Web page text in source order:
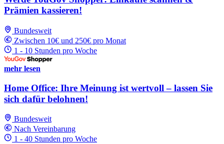
Prämien kassieren!
Bundesweit
Zwischen 10€ und 250€ pro Monat
1 - 10 Stunden pro Woche
mehr lesen
Home Office: Ihre Meinung ist wertvoll – lassen Sie
sich dafür belohnen!
Bundesweit
Nach Vereinbarung
1 - 40 Stunden pro Woche